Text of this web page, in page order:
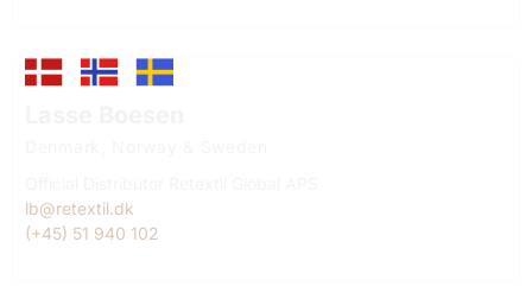
lb@retextil.dk
(+45) 51 940 102